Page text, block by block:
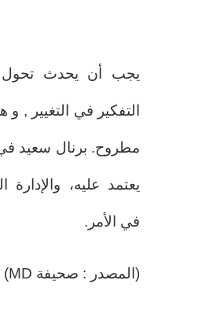
يجب أن يحدث تحول
التفكير في التغيير , و
مطروح. برنال سعيد
يعتمد عليه، والإدارة
في الأمر.
(المصدر : صحيفة MD)